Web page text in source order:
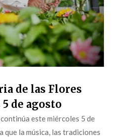
de las Flores
de agosto
este miércoles 5 de
que la música, las tradiciones